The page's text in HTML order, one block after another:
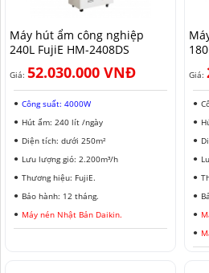
Máy hút ẩm công nghiệp
240L FujiE HM-2408DS​
Giá: 52.030.000 VNĐ
Công suất: 4000W
Hút ẩm: 240 lít /ngày
Diện tích: dưới 250m²
Lưu lượng gió: 2.200m³/h
Thương hiệu: FujiE.
Bảo hành: 12 tháng.
Máy nén Nhật Bản Daikin.
Giá: